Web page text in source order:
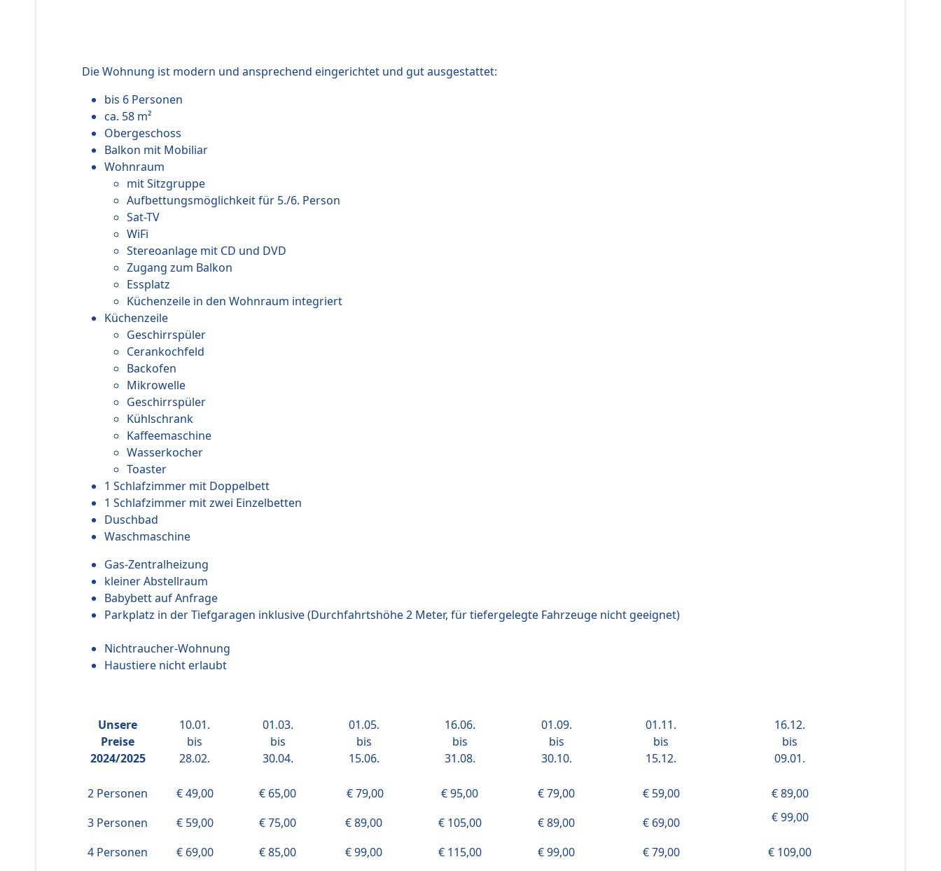
Die Wohnung ist modern und ansprechend eingerichtet und gut ausgestattet:
bis 6 Personen
ca. 58 m²
Obergeschoss
Balkon mit Mobiliar
Wohnraum
mit Sitzgruppe
Aufbettungsmöglichkeit für 5./6. Person
Sat-TV
WiFi
Stereoanlage mit CD und DVD
Zugang zum Balkon
Essplatz
Küchenzeile in den Wohnraum integriert
Küchenzeile
Geschirrspüler
Cerankochfeld
Backofen
Mikrowelle
Geschirrspüler
Kühlschrank
Kaffeemaschine
Wasserkocher
Toaster
1 Schlafzimmer mit Doppelbett
1 Schlafzimmer mit zwei Einzelbetten
Duschbad
Waschmaschine
Gas-Zentralheizung
kleiner Abstellraum
Babybett auf Anfrage
Parkplatz in der Tiefgaragen inklusive (Durchfahrtshöhe 2 Meter, für tiefergelegte Fahrzeuge nicht geeignet)
Nichtraucher-Wohnung
Haustiere nicht erlaubt
Unsere
Preise
2024/2025
10.01.
bis
28.02.
01.03.
bis
30.04.
01.05.
bis
15.06.
16.06.
bis
31.08.
01.09.
bis
30.10.
01.11.
bis
15.12.
16.12.
bis
09.01.
2 Personen € 49,00 € 65,00 € 79,00 € 95,00 € 79,00 € 59,00
€ 89,00
3 Personen
€ 59,00 € 75,00 € 89,00 € 105,00 € 89,00 € 69,00 € 99,00
4 Personen € 69,00 € 85,00 € 99,00 € 115,00 € 99,00 € 79,00
€ 109,00